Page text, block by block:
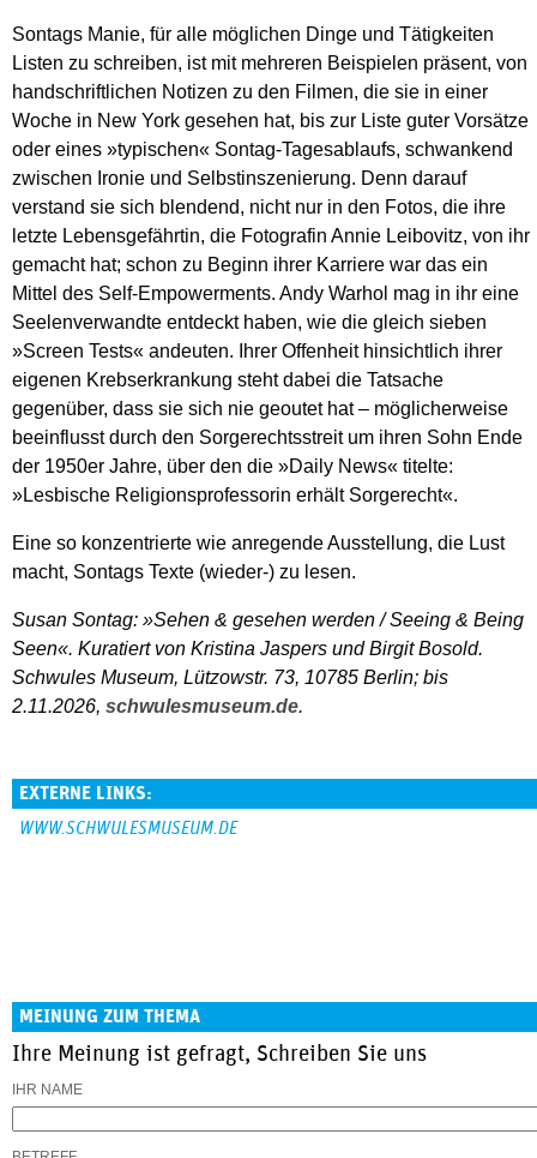
Sontags Manie, für alle möglichen Dinge und Tätigkeiten
Listen zu schreiben, ist mit mehreren Beispielen präsent, von
handschriftlichen Notizen zu den Filmen, die sie in einer
Woche in New York gesehen hat, bis zur Liste guter Vorsätze
oder eines »typischen« Sontag-Tagesablaufs, schwankend
zwischen Ironie und Selbstinszenierung. Denn darauf
verstand sie sich blendend, nicht nur in den Fotos, die ihre
letzte Lebensgefährtin, die Fotografin Annie Leibovitz, von ihr
gemacht hat; schon zu Beginn ihrer Karriere war das ein
Mittel des Self-Empowerments. Andy Warhol mag in ihr eine
Seelenverwandte entdeckt haben, wie die gleich sieben
»Screen Tests« andeuten. Ihrer Offenheit hinsichtlich ihrer
eigenen Krebserkrankung steht dabei die Tatsache
gegenüber, dass sie sich nie geoutet hat – möglicherweise
beeinflusst durch den Sorgerechtsstreit um ihren Sohn Ende
der 1950er Jahre, über den die »Daily News« titelte:
»Lesbische Religionsprofessorin erhält Sorgerecht«.
Eine so konzentrierte wie anregende Ausstellung, die Lust
macht, Sontags Texte (wieder-) zu lesen.
Susan Sontag: »Sehen & gesehen werden / Seeing & Being
Seen«. Kuratiert von Kristina Jaspers und Birgit Bosold.
Schwules Museum, Lützowstr. 73, 10785 Berlin; bis
2.11.2026, schwulesmuseum.de.
EXTERNE LINKS:
WWW.SCHWULESMUSEUM.DE
MEINUNG ZUM THEMA
Ihre Meinung ist gefragt, Schreiben Sie uns
IHR NAME